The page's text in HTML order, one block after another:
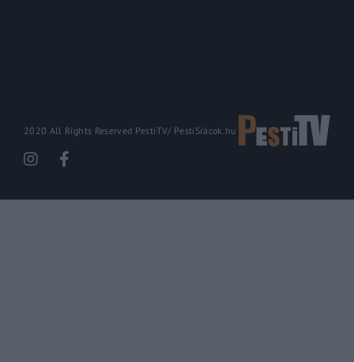
2020 All Rights Reserved PestiTV/ PestiSrácok.hu